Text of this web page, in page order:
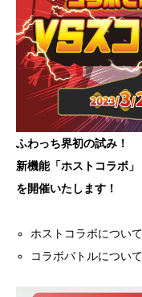
ふわっち界初の試み！
新機能「ホストコラボ
を開催いたします！
ホストコラボについ
コラボバトルについ